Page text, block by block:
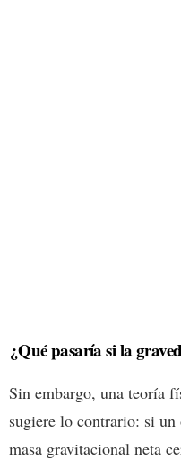
¿Qué pasaría si la
Sin embargo, una teoría
sugiere lo contrario: si
masa gravitacional neta